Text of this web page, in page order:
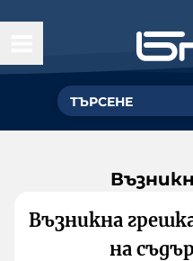
Възникна
на